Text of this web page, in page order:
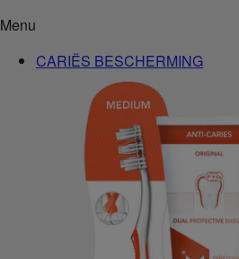
Menu
CARIËS BESCHERMING